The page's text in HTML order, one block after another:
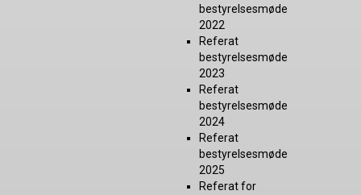
bestyrelsesmøde
2022
Referat
bestyrelsesmøde
2023
Referat
bestyrelsesmøde
2024
Referat
bestyrelsesmøde
2025
Referat for